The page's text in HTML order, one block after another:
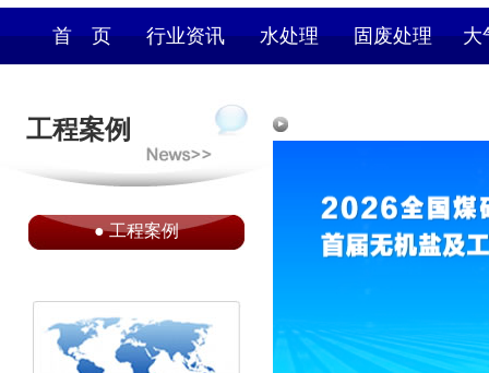
首 页 行业资讯 水处理 固废处理 大
工程案例
● 工程案例